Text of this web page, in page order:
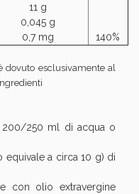
11 g
0,045 g
0,7 mg
140%
dovuto esclusivamente al
200/250 ml di acqua o
equivale a circa 10 g) di
con olio extravergine
fino al 55% valido